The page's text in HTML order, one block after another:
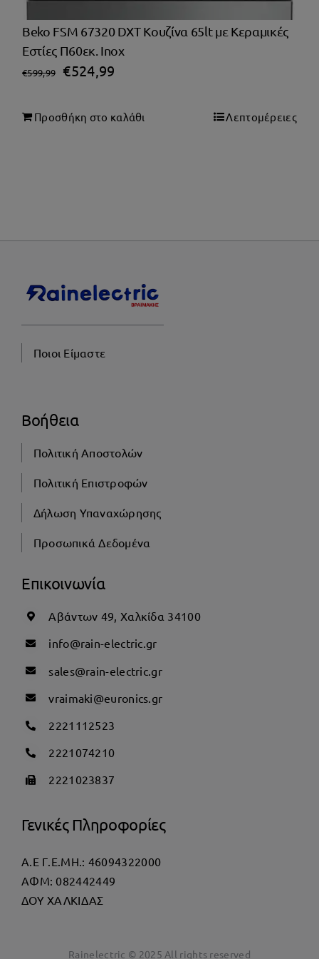
Beko FSM 67320 DXT Κουζίνα 65lt με Κεραμικές
Εστίες Π60εκ. Inox
€599,99
Original
was:
€524,99
τιμή
Προσθήκη στο καλάθι Λεπτομέρειες
Ποιοι Είμαστε
Βοήθεια
Πολιτική Αποστολών
Πολιτική Επιστροφών
Δήλωση Υπαναχώρησης
Προσωπικά Δεδομένα
Επικοινωνία
Αβάντων 49, Χαλκίδα 34100
info@rain-electric.gr
sales@rain-electric.gr
vraimaki@euronics.gr
2221112523
2221074210
2221023837
Γενικές Πληροφορίες
Α.Ε Γ.Ε.ΜΗ.: 46094322000
AΦΜ: 082442449
ΔΟΥ ΧΑΛΚΙΔΑΣ
Rainelectric © 2025 All rights reserved